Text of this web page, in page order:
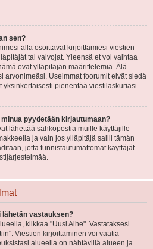
sen?
alla osoittavat kirjoittamiesi viestien
tai valvojat. Yleensä et voi vaihtaa
ovat ylläpitäjän määrittelemiä. Älä
arvonimeäsi. Useimmat foorumit eivät siedä
yksinkertaisesti pienentää viestilaskuriasi.
pyydetään kirjautumaan?
lähettää sähköpostia muille käyttäjille
ja vain jos ylläpitäjä sallii tämän
jotta tunnistautumattomat käyttäjät
lähetän vastauksen?
klikkaa "Uusi Aihe". Vastataksesi
Viestien kirjoittaminen voi vaatia
alueella on nähtävillä alueen ja